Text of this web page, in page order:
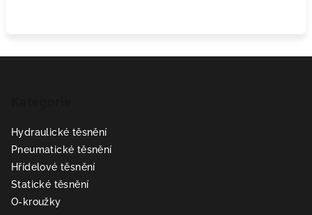
Hydraulické těsnění
Pneumatické těsnění
Hřídelové těsnění
Statické těsnění
O-kroužky